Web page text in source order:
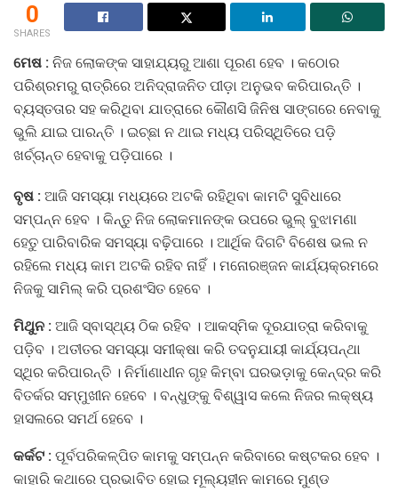
0
SHARES
ମେଷ : ନିଜ ଲୋକଙ୍କ ସାହାଯ୍ୟରୁ ଆଶା ପୂରଣ ହେବ । କଠୋର
ପରିଶ୍ରମରୁ ରାତ୍ରିରେ ଅନିଦ୍ରାଜନିତ ପୀଡ଼ା ଅନୁଭବ କରିପାରନ୍ତି ।
ବ୍ୟସ୍ତତାର ସହ କରିଥିବା ଯାତ୍ରାରେ କୌଣସି ଜିନିଷ ସାଙ୍ଗରେ ନେବାକୁ
ଭୁଲି ଯାଇ ପାରନ୍ତି । ଇଚ୍ଛା ନ ଥାଇ ମଧ୍ୟ ପରିସ୍ଥିତିରେ ପଡ଼ି
ଖର୍ଚ୍ଚାନ୍ତ ହେବାକୁ ପଡ଼ିପାରେ ।
ବୃଷ : ଆଜି ସମସ୍ୟା ମଧ୍ୟରେ ଅଟକି ରହିଥିବା କାମଟି ସୁବିଧାରେ
ସମ୍ପନ୍ନ ହେବ । କିନ୍ତୁ ନିଜ ଲୋକମାନଙ୍କ ଉପରେ ଭୁଲ୍‌ ବୁଝାମଣା
ହେତୁ ପାରିବାରିକ ସମସ୍ୟା ବଢ଼ିପାରେ । ଆର୍ଥିକ ଦିଗଟି ବିଶେଷ ଭଲ ନ
ରହିଲେ ମଧ୍ୟ କାମ ଅଟକି ରହିବ ନାହିଁ । ମନୋରଞ୍ଜନ କାର୍ଯ୍ୟକ୍ରମରେ
ନିଜକୁ ସାମିଲ୍‌ କରି ପ୍ରଶଂସିତ ହେବେ ।
ମିଥୁନ : ଆଜି ସ୍ବାସ୍ଥ୍ୟ ଠିକ ରହିବ । ଆକସ୍ମିକ ଦୂରଯାତ୍ରା କରିବାକୁ
ପଡ଼ିବ । ଅତୀତର ସମସ୍ୟା ସମୀକ୍ଷା କରି ତଦନୁଯାୟୀ କାର୍ଯ୍ୟପନ୍ଥା
ସ୍ଥିର କରିପାରନ୍ତି । ନିର୍ମାଣାଧୀନ ଗୃହ କିମ୍ବା ଘରଭଡ଼ାକୁ କେନ୍ଦ୍ର କରି
ବିତର୍କର ସମ୍ମୁଖୀନ ହେବେ । ବନ୍ଧୁଙ୍କୁ ବିଶ୍ୱାସ କଲେ ନିଜର ଲକ୍ଷ୍ୟ
ହାସଲରେ ସମର୍ଥ ହେବେ ।
କର୍କଟ : ପୂର୍ବପରିକଳ୍ପିତ କାମକୁ ସମ୍ପନ୍ନ କରିବାରେ କଷ୍ଟକର ହେବ ।
କାହାରି କଥାରେ ପ୍ରଭାବିତ ହୋଇ ମୂଲ୍ୟହୀନ କାମରେ ମୁଣ୍ଡ